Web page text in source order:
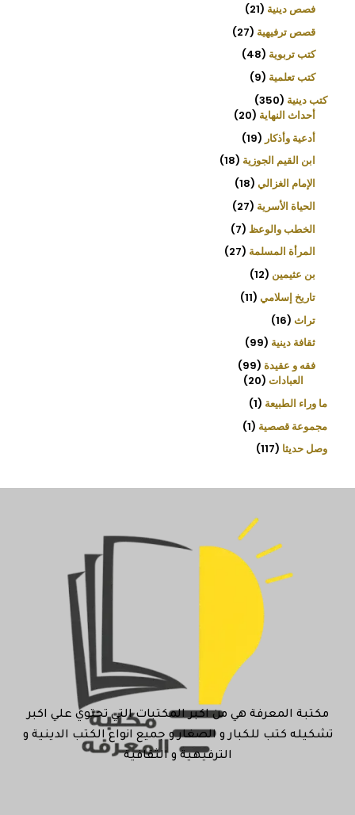
فصص دينية 21
قصص ترفيهية 27
كتب تربوية 48
كتب تعلمية 9
كتب دينية 350
أحداث النهاية 20
أدعية وأذكار
19
ابن القيم الجوزية 18
الإمام الغزالي 18
الحياة الأسرية 27
الخطب والوعظ 7
المرأة المسلمة 27
بن عثيمين 12
تاريخ إسلامي 11
تراث 16
ثقافة دينية 99
فقه و عقيدة 99
العبادات 20
ما وراء الطبيعة 1
مجموعة قصصية 1
وصل حديثا 117
مكتبة المعرفة هي من اكبر المكتبات التي تحتوي علي اكبر
تشكيله كتب للكبار و الصغار و جميع انواع الكتب الدينية و
الترفيهية و الثقافية